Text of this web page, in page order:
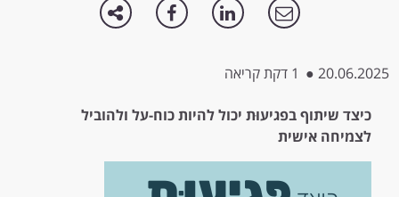
20.06.2025
● 1 דקת קריאה
כיצד שיתוף בפגיעוּת יכול להיות כוח-על ולהוביל
לצמיחה אישית